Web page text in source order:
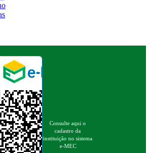
Consulte aqui o
cadastro da
instituição no sistema
e-MEC